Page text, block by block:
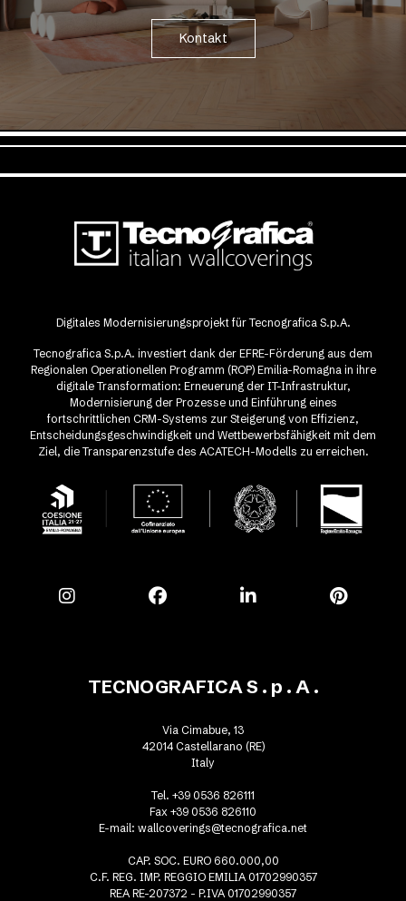
Kontakt
Digitales Modernisierungsprojekt für Tecnografica S.p.A.
Tecnografica S.p.A. investiert dank der EFRE-Förderung aus dem
Regionalen Operationellen Programm (ROP) Emilia-Romagna in ihre
digitale Transformation: Erneuerung der IT-Infrastruktur,
Modernisierung der Prozesse und Einführung eines
fortschrittlichen CRM-Systems zur Steigerung von Effizienz,
Entscheidungsgeschwindigkeit und Wettbewerbsfähigkeit mit dem
Ziel, die Transparenzstufe des ACATECH-Modells zu erreichen.
TECNOGRAFICA S . p . A .
Via Cimabue, 13
42014 Castellarano (RE)
Italy
Tel. +39 0536 826111
Fax +39 0536 826110
E-mail: wallcoverings@tecnografica.net
CAP. SOC. EURO 660.000,00
C.F. REG. IMP. REGGIO EMILIA 01702990357
REA RE-207372 - P.IVA 01702990357